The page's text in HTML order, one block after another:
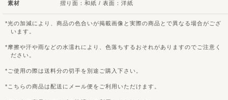
素材 摺り面：和紙 / 表面：洋紙
光の加減により、商品の色合いが掲載画像と実際の商品とで異なる場合がござ
います。
摩擦や汗や雨などの水濡れにより、色落ちするおそれがありますのでご注意く
ださい。
ご使用の際は送料分の切手を別途ご購入下さい。
こちらの商品は配送にメール便をご利用いただけます。